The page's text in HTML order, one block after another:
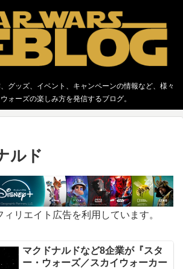
グッズ、イベント、キャンペーンの情報など、様々
ォーズの楽しみ方を発信するブログ。
ルド
リエイト広告を利用しています。
マクドナルドなど8企業が『スタ
ー・ウォーズ／スカイウォーカー